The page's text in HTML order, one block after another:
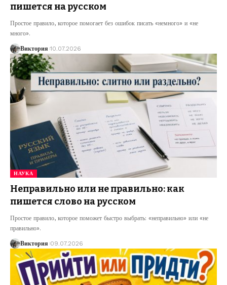
пишется на русском
Простое правило, которое помогает без ошибок писать «немного» и «не
много».
Виктория 10.07.2026
НАУКА
Неправильно или не правильно: как
пишется слово на русском
Простое правило, которое поможет быстро выбрать: «неправильно» или «не
правильно».
Виктория 09.07.2026